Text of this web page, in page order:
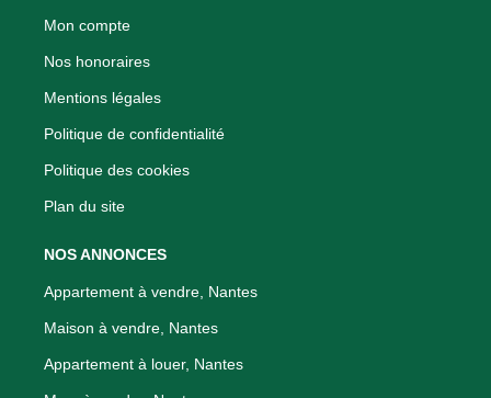
Mon compte
Nos honoraires
Mentions légales
Politique de confidentialité
Politique des cookies
Plan du site
NOS ANNONCES
Appartement à vendre, Nantes
Maison à vendre, Nantes
Appartement à louer, Nantes